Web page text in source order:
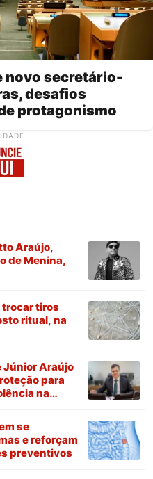
novo secretário-
desafios
protagonismo
Araújo,
de Menina,
trocar tiros
ritual, na
Júnior Araújo
para
na
se
e reforçam
preventivos